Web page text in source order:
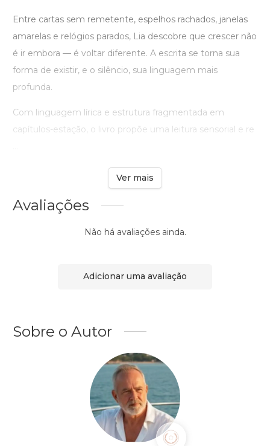
Entre cartas sem remetente, espelhos rachados, janelas
amarelas e relógios parados, Lia descobre que crescer não
é ir embora — é voltar diferente. A escrita se torna sua
forma de existir, e o silêncio, sua linguagem mais
profunda.
Com linguagem lírica e estrutura fragmentada em
capítulos-estação, o livro propõe uma leitura sensorial e re
Ver mais
Avaliações
Não há avaliações ainda.
Adicionar uma avaliação
Sobre o Autor